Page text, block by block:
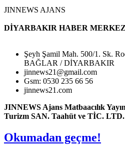
JINNEWS AJANS
DİYARBAKIR HABER
Şeyh Şamil Mah. 500/1. Sk.
BAĞLAR / DİYARBAKIR
jinnews21@gmail.com
Gsm: 0530 235 66 56
jinnews21.com
JINNEWS Ajans Matbaacılık
Turizm SAN. Taahüt ve TİC.
Okumadan geçme!